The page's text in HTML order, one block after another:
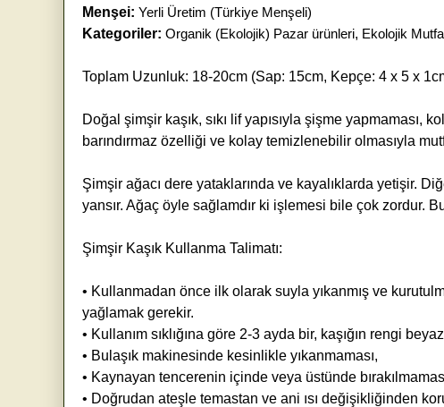
Menşei: Yerli Üretim (Türkiye Menşeli)
Kategoriler: Organik (Ekolojik) Pazar ürünleri, Ekolojik
Toplam Uzunluk: 18-20cm (Sap: 15cm, Kepçe: 4 x 5 x
Doğal şimşir kaşık, sıkı lif yapısıyla şişme yapmaması,
barındırmaz özelliği ve kolay temizlenebilir olmasıyla
Şimşir ağacı dere yataklarında ve kayalıklarda yetişir.
yansır. Ağaç öyle sağlamdır ki işlemesi bile çok zordur.
Şimşir Kaşık Kullanma Talimatı:
• Kullanmadan önce ilk olarak suyla yıkanmış ve
yağlamak gerekir.
• Kullanım sıklığına göre 2-3 ayda bir, kaşığın rengi
• Bulaşık makinesinde kesinlikle yıkanmaması,
• Kaynayan tencerenin içinde veya üstünde
• Doğrudan ateşle temastan ve ani ısı değişikliğinden